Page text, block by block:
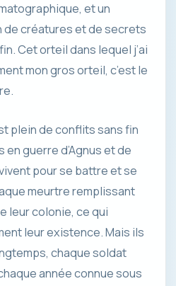
et un
de créatures et de secrets
Cet orteil dans lequel j’ai
mon gros orteil, c’est le
plein de conflits sans fin
guerre d’Agnus et de
pour se battre et se
meurtre remplissant
leur colonie, ce qui
leur existence. Mais ils
chaque soldat
année connue sous